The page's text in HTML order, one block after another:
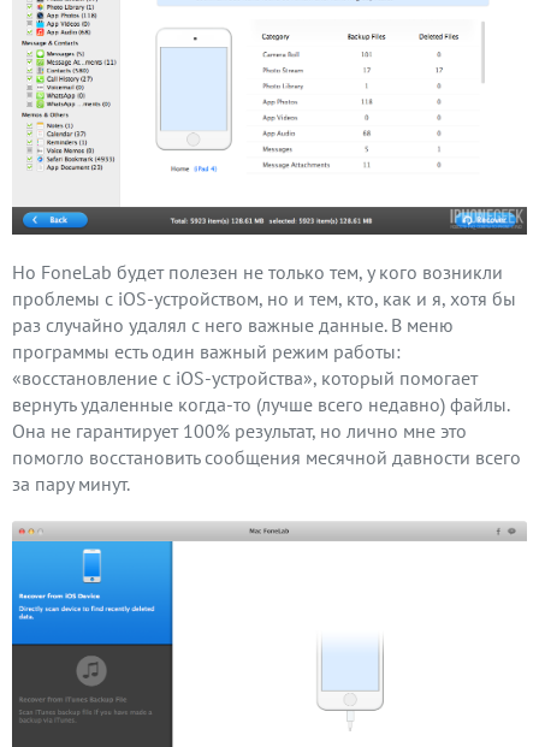
Но FoneLab будет полезен не только тем, у кого возникли
проблемы с iOS-устройством, но и тем, кто, как и я, хотя бы
раз случайно удалял с него важные данные. В меню
программы есть один важный режим работы:
«восстановление с iOS-устройства», который помогает
вернуть удаленные когда-то (лучше всего недавно) файлы.
Она не гарантирует 100% результат, но лично мне это
помогло восстановить сообщения месячной давности всего
за пару минут.